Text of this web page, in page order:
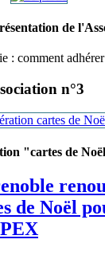
de
: comment
n°3
"cartes de
de Noël